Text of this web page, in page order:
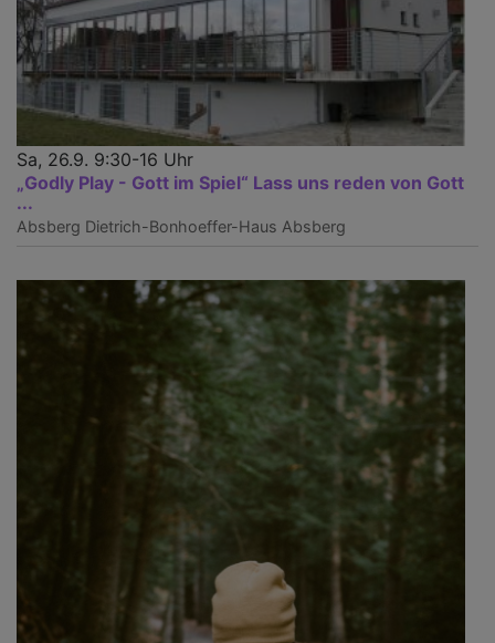
Sa, 26.9. 9:30-16 Uhr
„Godly Play - Gott im Spiel“ Lass uns reden von Gott
...
Absberg Dietrich-Bonhoeffer-Haus Absberg